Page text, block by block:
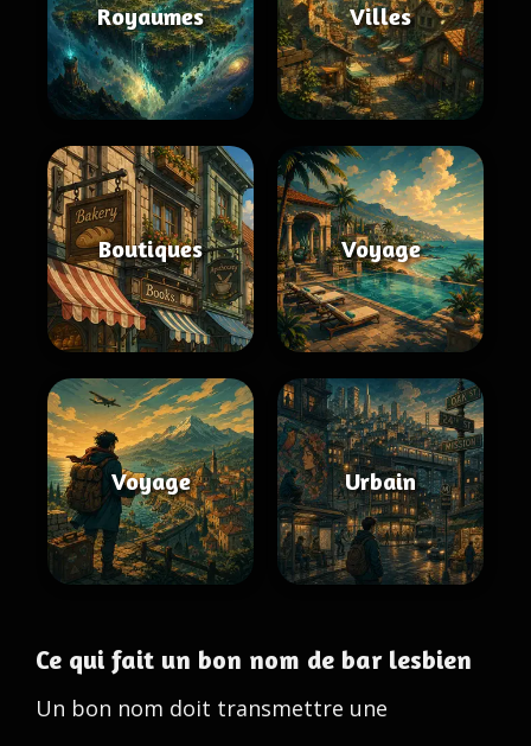
Royaumes Villes
Boutiques Voyage
Voyage Urbain
Ce qui fait un bon nom de bar lesbien
Un bon nom doit transmettre une